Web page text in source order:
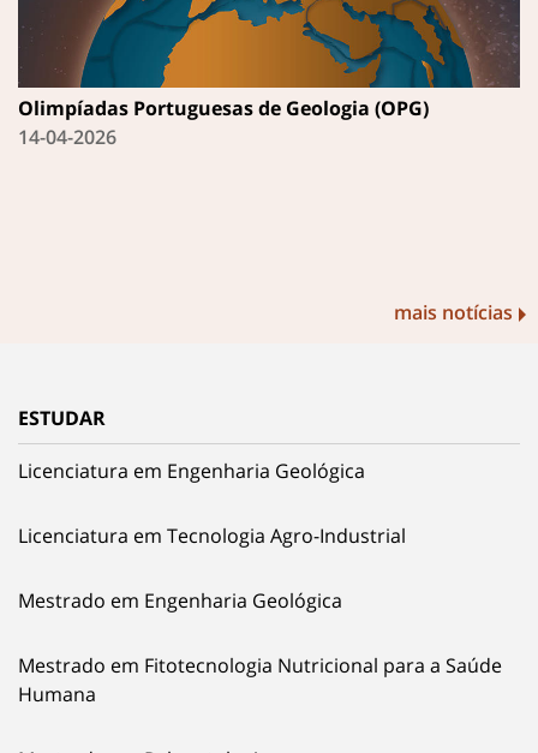
Olimpíadas Portuguesas de Geologia (OPG)
14-04-2026
mais notícias
ESTUDAR
Licenciatura em Engenharia Geológica
Licenciatura em Tecnologia Agro-Industrial
Mestrado em Engenharia Geológica
Mestrado em Fitotecnologia Nutricional para a Saúde
Humana